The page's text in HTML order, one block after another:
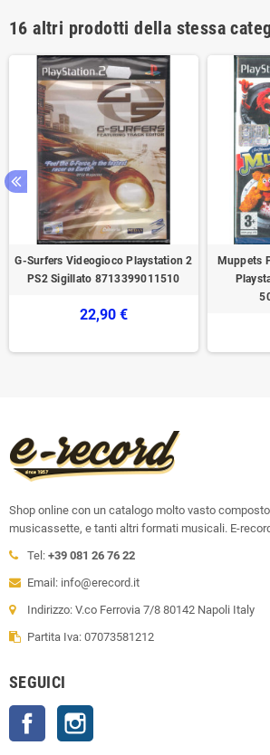
16 altri prodotti della stessa
G-Surfers Videogioco Playstation 2
PS2 Sigillato 8713399011510
22,90 €
Muppets
Shop online con un catalogo molto vasto
musicassette, e tanti altri formati musicali. E-
Tel: +39 081 26 76 22
Email: info@erecord.it
Indirizzo: V.co Ferrovia 7/8 80142 Napoli Italy
Partita Iva: 07073581212
SEGUICI
Facebook